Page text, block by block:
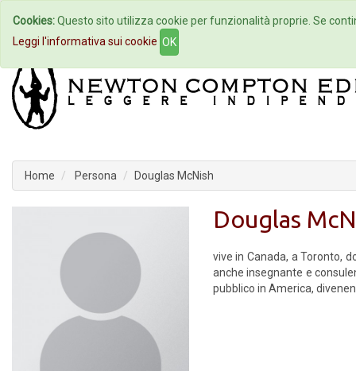
Home Autori Eventi
Home Persona Douglas McNish
Douglas
vive in Canada, a Toronto,
anche insegnante e
pubblico in America,
Cookies:Questo sito utilizza cookie per funzionalità proprie. Se
Leggi l'informativa sui cookie OK